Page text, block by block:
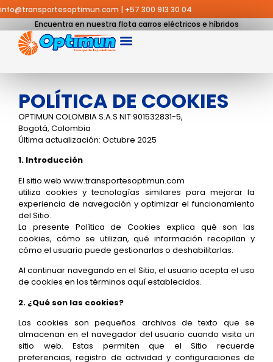
info@transportesoptimun.com | +57 300 913 30 04
Encuentra en nuestra flota carros eléctricos e híbridos
POLÍTICA DE COOKIES
OPTIMUN COLOMBIA S.A.S NIT 901532831-5,
Bogotá, Colombia
Última actualización: Octubre 2025
1. Introducción
El sitio web www.transportesoptimun.com
utiliza cookies y tecnologías similares para mejorar la
experiencia de navegación y optimizar el funcionamiento
del Sitio.
La presente Política de Cookies explica qué son las
cookies, cómo se utilizan, qué información recopilan y
cómo el usuario puede gestionarlas o deshabilitarlas.
Al continuar navegando en el Sitio, el usuario acepta el uso
de cookies en los términos aquí establecidos.
2. ¿Qué son las cookies?
Las cookies son pequeños archivos de texto que se
almacenan en el navegador del usuario cuando visita un
sitio web. Estas permiten que el Sitio recuerde
preferencias, registro de actividad y configuraciones de